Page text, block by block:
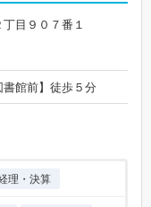
鷲塚針原駅 (0)
目９０７番１
館前】徒歩５分
理・決算